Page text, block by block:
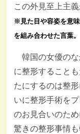
この外見至上主
※見た目や容姿を意
を組み合わせた言葉。
韓国の女優のな
に整形すること
たにするのは整
いに整形手術を
のお見合いのた
驚きの整形事情